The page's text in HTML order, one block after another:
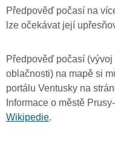
Předpověď počasí na
lze očekávat její
Předpověď počasí
oblačnosti) na mapě si
portálu Ventusky na
Informace o městě
Wikipedie.